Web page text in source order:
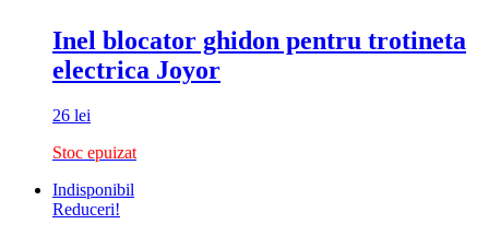
Inel blocator ghidon pentru trotineta
electrica Joyor
26 lei
Stoc epuizat
Indisponibil
Reduceri!